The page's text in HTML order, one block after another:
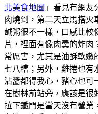
北美食地圖 」看見有網友
肉燒到，第二天立馬搭火
鹹粥很不一樣，口感比較
片，裡面有像肉羮的炸肉
常厲害，尤其是油酥軟嫩
七八糟；另外，雞捲也有
沾醬都得我心，豬心也可
在樹林前站旁，應該是很
拉下鐵門是當天沒有營業